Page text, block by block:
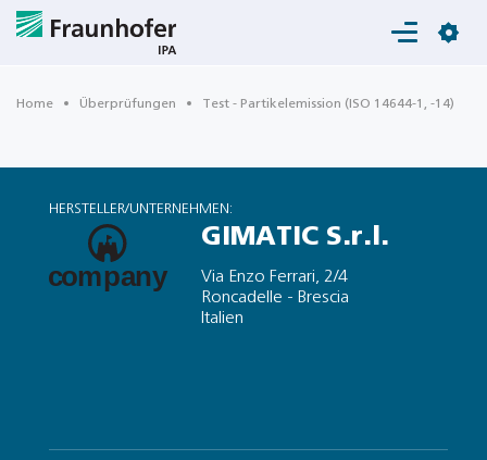
Login
Home Überprüfungen Test - Partikelemission (ISO 14644-1, -14)
HERSTELLER/UNTERNEHMEN:
GIMATIC S.r.l.
Via Enzo Ferrari, 2/4
Roncadelle - Brescia
Italien